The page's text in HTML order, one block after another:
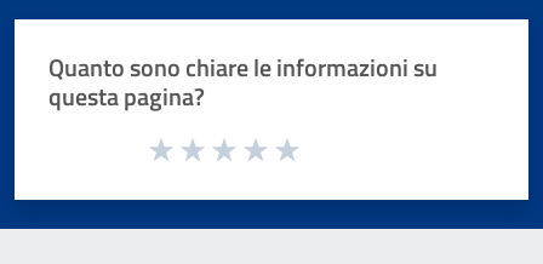
Quanto sono chiare le informazioni su
questa pagina?
Valuta da 1 a 5 stelle la pagina